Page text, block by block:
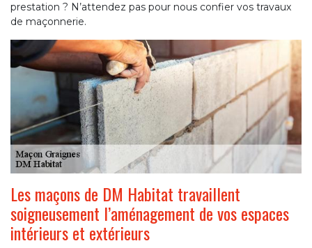
prestation ? N’attendez pas pour nous confier vos travaux
de maçonnerie.
Les maçons de DM Habitat travaillent
soigneusement l’aménagement de vos espaces
intérieurs et extérieurs